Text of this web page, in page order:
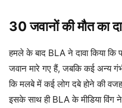
30 जवानों की मौत का
हमले के बाद BLA ने दावा किया कि
जवान मारे गए हैं, जबकि कई अन्य
कि मलबे में कई लोग दबे होने की
इसके साथ ही BLA के मीडिया विंग